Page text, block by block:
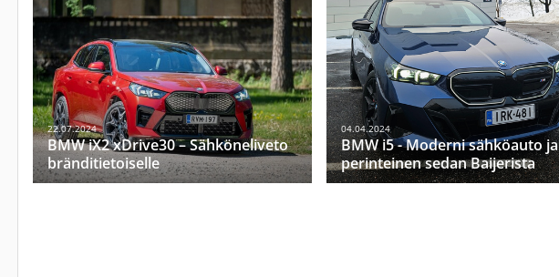
22.07.2024
BMW iX2 xDrive30 – Sähköneliveto
bränditietoiselle
04.04.2024
BMW i5 - Moderni sähköauto ja
perinteinen sedan Baijerista